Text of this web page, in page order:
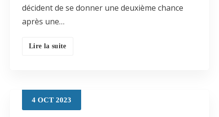
décident de se donner une deuxième chance
après une…
Lire la suite
4 OCT 2023